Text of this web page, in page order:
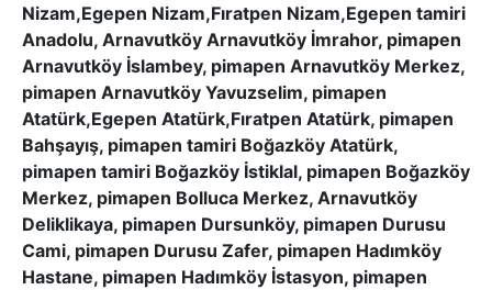
Nizam,Egepen Nizam,Fıratpen Nizam,Egepen tamiri
Anadolu, Arnavutköy Arnavutköy İmrahor, pimapen
Arnavutköy İslambey, pimapen Arnavutköy Merkez,
pimapen Arnavutköy Yavuzselim, pimapen
Atatürk,Egepen Atatürk,Fıratpen Atatürk, pimapen
Bahşayış, pimapen tamiri Boğazköy Atatürk,
pimapen tamiri Boğazköy İstiklal, pimapen Boğazköy
Merkez, pimapen Bolluca Merkez, Arnavutköy
Deliklikaya, pimapen Dursunköy, pimapen Durusu
Cami, pimapen Durusu Zafer, pimapen Hadımköy
Hastane, pimapen Hadımköy İstasyon, pimapen